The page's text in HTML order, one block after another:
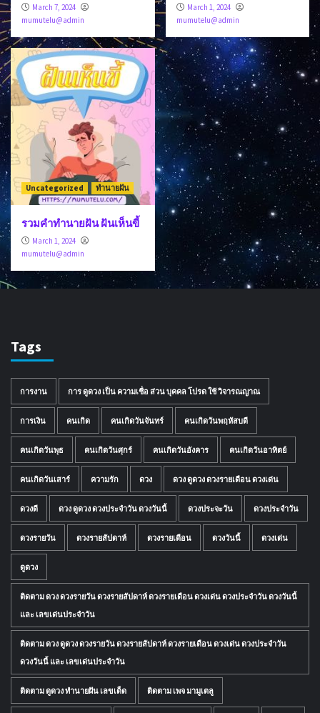
March 7, 2024
mumutelu@admin
March 1, 2024
mumutelu@admin
Uncategorized ทำนายฝัน
รวมคำทำนายฝัน ฝันเห็นขี้
March 1, 2024
mumutelu@admin
Tags
การงาน การ ดูดวง เป็น ความเชื่อ ส่วน บุคคล โปรด ใช้ วิจารณญาณ
การเงิน คนเกิด คนเกิดวันจันทร์ คนเกิดวันพฤหัสบดี
คนเกิดวันพุธ คนเกิดวันศุกร์ คนเกิดวันอังคาร คนเกิดวันอาทิตย์
คนเกิดวันเสาร์ ความรัก ดวง ดวง ดูดวง ดวงรายเดือน ดวงเด่น
ดวงดี ดวง ดูดวง ดวงประจำวัน ดวงวันนี้ ดวงประจะวัน ดวงประจำวัน
ดวงรายวัน ดวงรายสัปดาห์ ดวงรายเดือน ดวงวันนี้ ดวงเด่น
ดูดวง
ติดตาม ดวง ดวงรายวัน ดวงรายสัปดาห์ ดวงรายเดือน ดวงเด่น ดวงประจำวัน ดวงวันนี้
และ เลขเด่นประจำวัน
ติดตาม ดวง ดูดวง ดวงรายวัน ดวงรายสัปดาห์ ดวงรายเดือน ดวงเด่น ดวงประจำวัน
ดวงวันนี้ และ เลขเด่นประจำวัน
ติดตาม ดูดวง ทำนายฝัน เลขเด็ด ติดตาม เพจ มามูเตลู